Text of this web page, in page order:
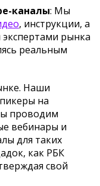
каналы: Мы
, инструкции, а
рынка
реальным
Наши
на
проводим
вебинары и
для таких
как РБК
свой